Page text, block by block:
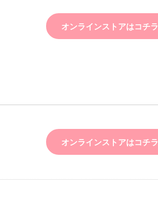
オンラインストアはコチラ
オンラインストアはコチラ